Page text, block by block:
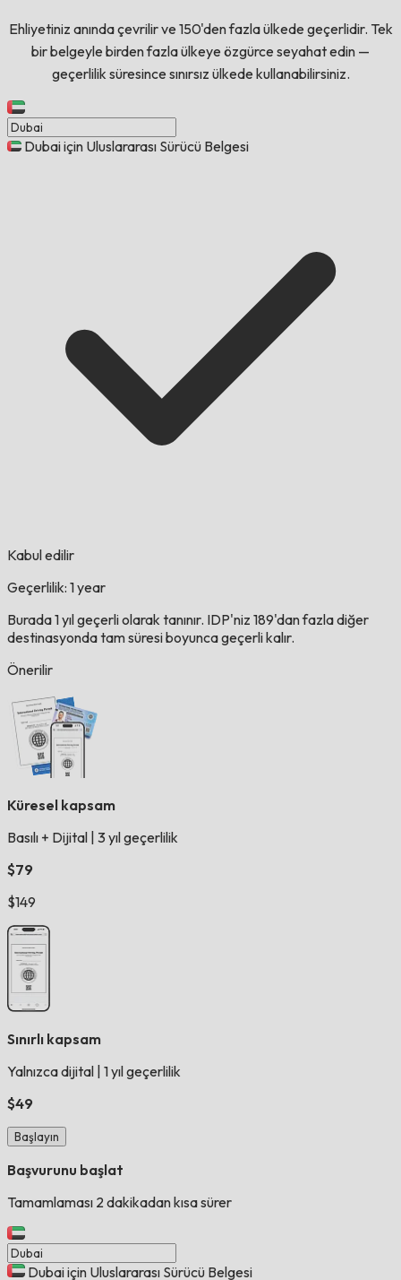
Ehliyetiniz anında çevrilir ve 150'den fazla ülkede geçerlidir. Tek
bir belgeyle birden fazla ülkeye özgürce seyahat edin —
geçerlilik süresince sınırsız ülkede kullanabilirsiniz.
Dubai için Uluslararası Sürücü Belgesi
Kabul edilir
Geçerlilik: 1 year
Burada 1 yıl geçerli olarak tanınır. IDP'niz 189'dan fazla diğer
destinasyonda tam süresi boyunca geçerli kalır.
Önerilir
Küresel kapsam
Basılı + Dijital 3 yıl geçerlilik
$79
$149
Sınırlı kapsam
Yalnızca dijital 1 yıl geçerlilik
$49
Başlayın
Başvurunu başlat
Tamamlaması 2 dakikadan kısa sürer
Dubai için Uluslararası Sürücü Belgesi